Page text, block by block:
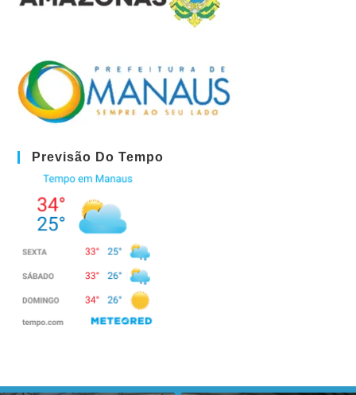
Previsão Do Tempo